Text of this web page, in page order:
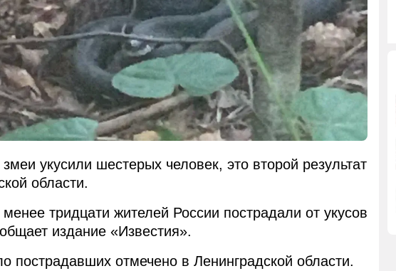
укусили шестерых человек, это второй результат
области.
тридцати жителей России пострадали от укусов
издание «Известия».
пострадавших отмечено в Ленинградской области.